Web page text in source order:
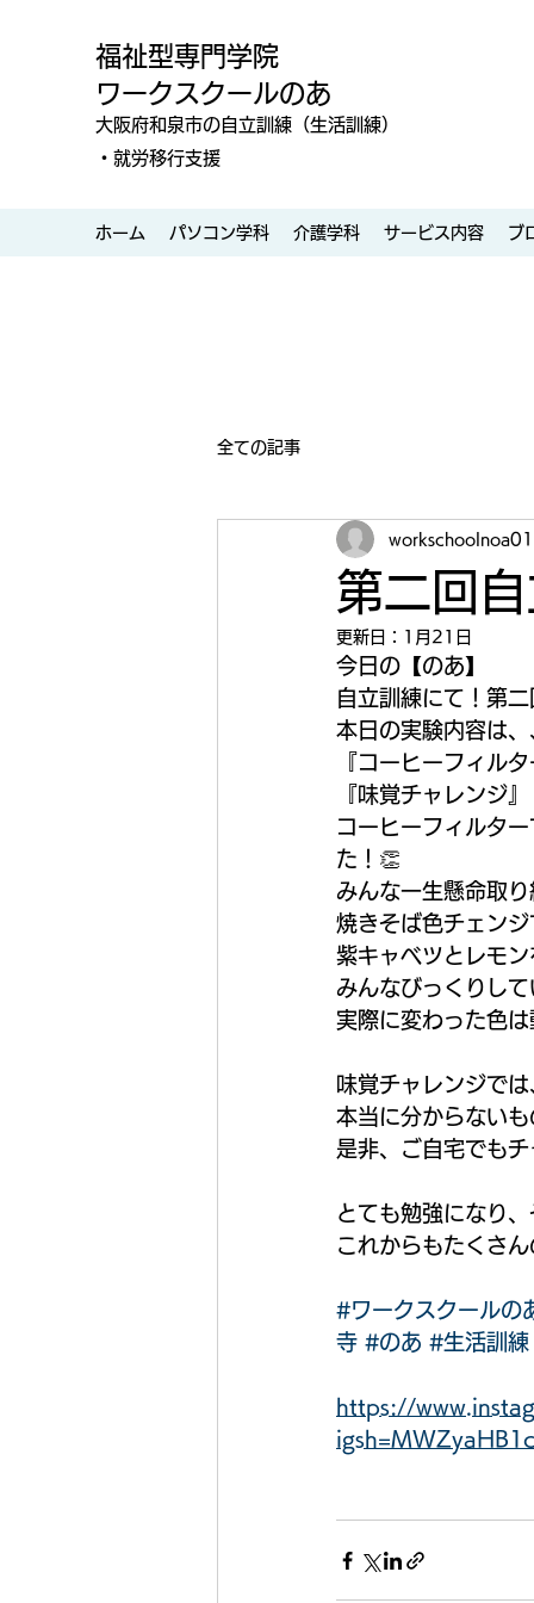
福祉型専門学院
ワークスクールのあ
大阪府和泉市の自立訓練（生活訓練）
・就労移行支援
ホーム パソコン学科 介護学科 サービス内容 ブ
全ての記事
第二回自
workschoolnoa01
更新日： 1月21日
今日の【のあ】
自立訓練にて！第二
本日の実験内容は、
『コーヒーフィル
『味覚チャレンジ
コーヒーフィルタ
た！👏
みんな一生懸命取
焼きそば色チェン
紫キャベツとレモ
みんなびっくりし
実際に変わった色
味覚チャレンジで
本当に分からない
是非、ご自宅でも
とても勉強になり
これからもたくさ
#ワークスクールの
寺 #のあ #生活訓練
https://